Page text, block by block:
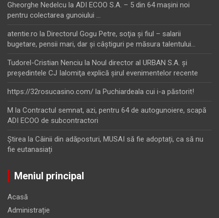
Gheorghe Nedelcu la ADI ECOO S.A. – 5 din 64 maşini noi
pentru colectarea gunoiului …
atentie.ro la Directorul Gogu Petre, soţia şi fiul – salarii
bugetare, pensii mari, dar şi câştiguri pe măsura talentului…
Tudorel-Cristian Nenciu la Noul director al URBAN S.A. şi
preşedintele CJ Ialomiţa explică şirul evenimentelor recente
https://32rosucasino.com/ la Puchiardeala cui i-a păstorit!
M la Contractul semnat, azi, pentru 64 de autogunoiere, scapă
ADI ECOO de subcontractori
Ştirea la Câinii din adăposturi, MUSAI să fie adoptați, ca să nu
fie eutanasiați
Meniul principal
Acasă
Administrație